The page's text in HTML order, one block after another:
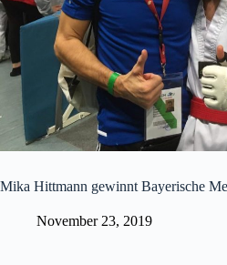
Mika Hittmann gewinnt Bayerische
November 23, 2019